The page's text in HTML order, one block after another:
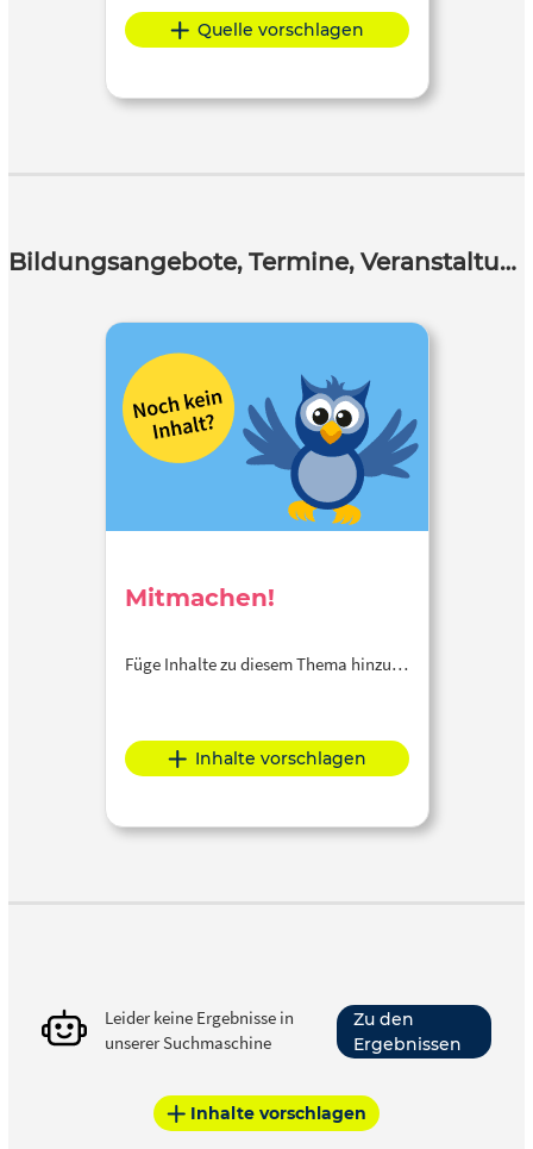
Quelle vorschlagen
Bildungsangebote, Termine, Veranstaltungen
Mitmachen!
Füge Inhalte zu diesem Thema hinzu…
Inhalte vorschlagen
Leider keine Ergebnisse in
unserer Suchmaschine
Zu den
Ergebnissen
Inhalte vorschlagen